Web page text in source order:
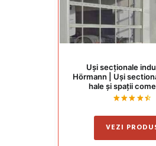
Uși secționale
Hörmann | Uși
hale și spații
la
4.50
din 5
VEZI